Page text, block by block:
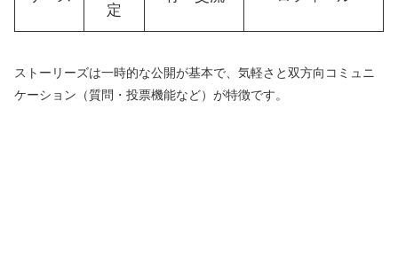
定
ストーリーズは一時的な公開が基本で、気軽さと双方向コミュニ
ケーション（質問・投票機能など）が特徴です。